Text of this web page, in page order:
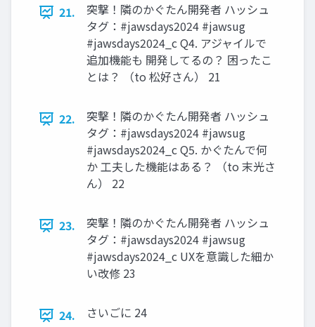
21.
突撃！隣のかぐたん開発者 ハッシュ
タグ：#jawsdays2024 #jawsug
#jawsdays2024_c Q4. アジャイルで
追加機能も 開発してるの？ 困ったこ
とは？ （to 松好さん） 21
22.
突撃！隣のかぐたん開発者 ハッシュ
タグ：#jawsdays2024 #jawsug
#jawsdays2024_c Q5. かぐたんで何
か 工夫した機能はある？ （to 末光さ
ん） 22
23.
突撃！隣のかぐたん開発者 ハッシュ
タグ：#jawsdays2024 #jawsug
#jawsdays2024_c UXを意識した細か
い改修 23
24. さいごに 24